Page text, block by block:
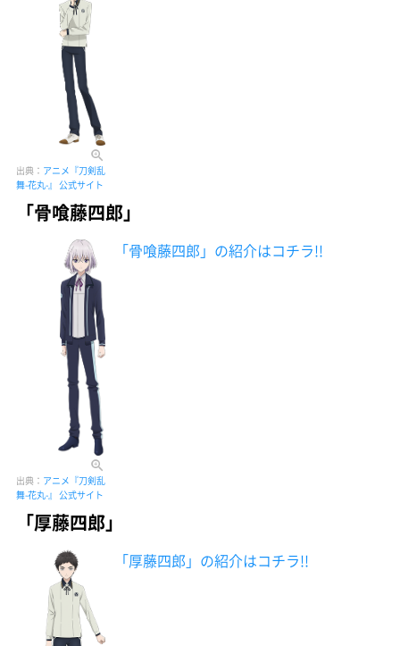
出典： アニメ『刀剣乱
舞-花丸-』 公式サイト
「骨喰藤四郎」
出典： アニメ『刀剣乱
舞-花丸-』 公式サイト
「骨喰藤四郎」の紹介はコチラ!!
「厚藤四郎」
「厚藤四郎」の紹介はコチラ!!